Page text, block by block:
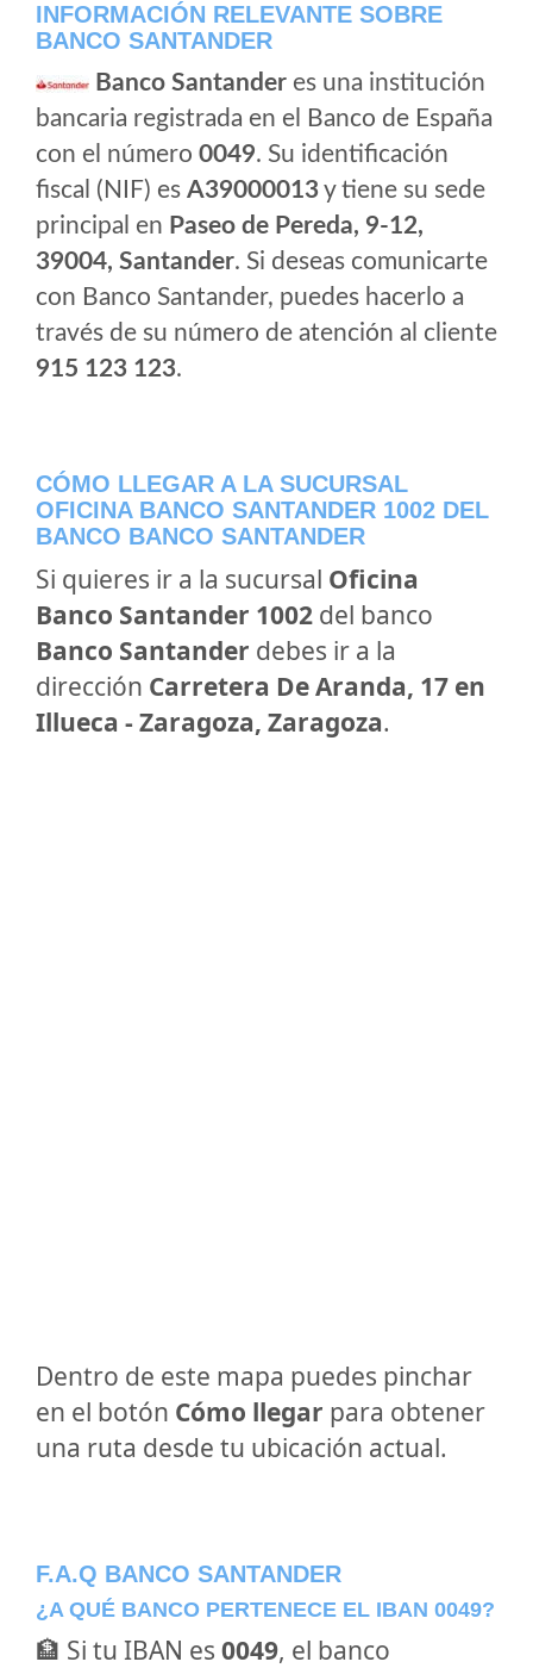
INFORMACIÓN RELEVANTE SOBRE
BANCO SANTANDER
Banco Santander es una institución
bancaria registrada en el Banco de España
con el número 0049. Su identificación
fiscal (NIF) es A39000013y tiene su sede
principal en Paseo de Pereda, 9-12,
39004, Santander. Si deseas comunicarte
con Banco Santander, puedes hacerlo a
través de su número de atención al cliente
915 123 123.
CÓMO LLEGAR A LA SUCURSAL
OFICINA BANCO SANTANDER 1002 DEL
BANCO BANCO SANTANDER
Si quieres ir a la sucursal Oficina
Banco Santander 1002 del banco
Banco Santander debes ir a la
dirección Carretera De Aranda, 17 en
Illueca - Zaragoza, Zaragoza.
Dentro de este mapa puedes pinchar
en el botón Cómo llegar para obtener
una ruta desde tu ubicación actual.
F.A.Q BANCO SANTANDER
¿A QUÉ BANCO PERTENECE EL IBAN 0049?
🏦 Si tu IBAN es 0049, el banco